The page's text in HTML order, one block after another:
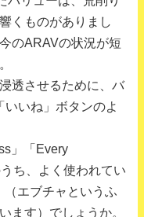
くものがありまし
のARAVの状況が短
透させるために、バ
いね」ボタンのよ
」「Every
ち、よく使われてい
エブチャというふ
ます）でしょうか。